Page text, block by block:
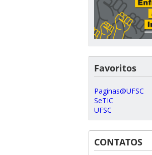
Favoritos
Paginas@UFSC
SeTIC
UFSC
CONTATOS